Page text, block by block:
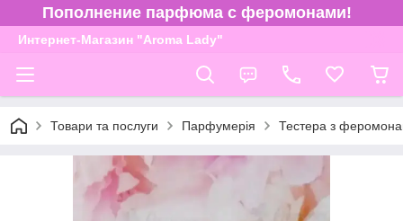
Пополнение парфюма с феромонами!
Интернет-Магазин "Aroma Lady"
Товари та послуги Парфумерія Тестера з